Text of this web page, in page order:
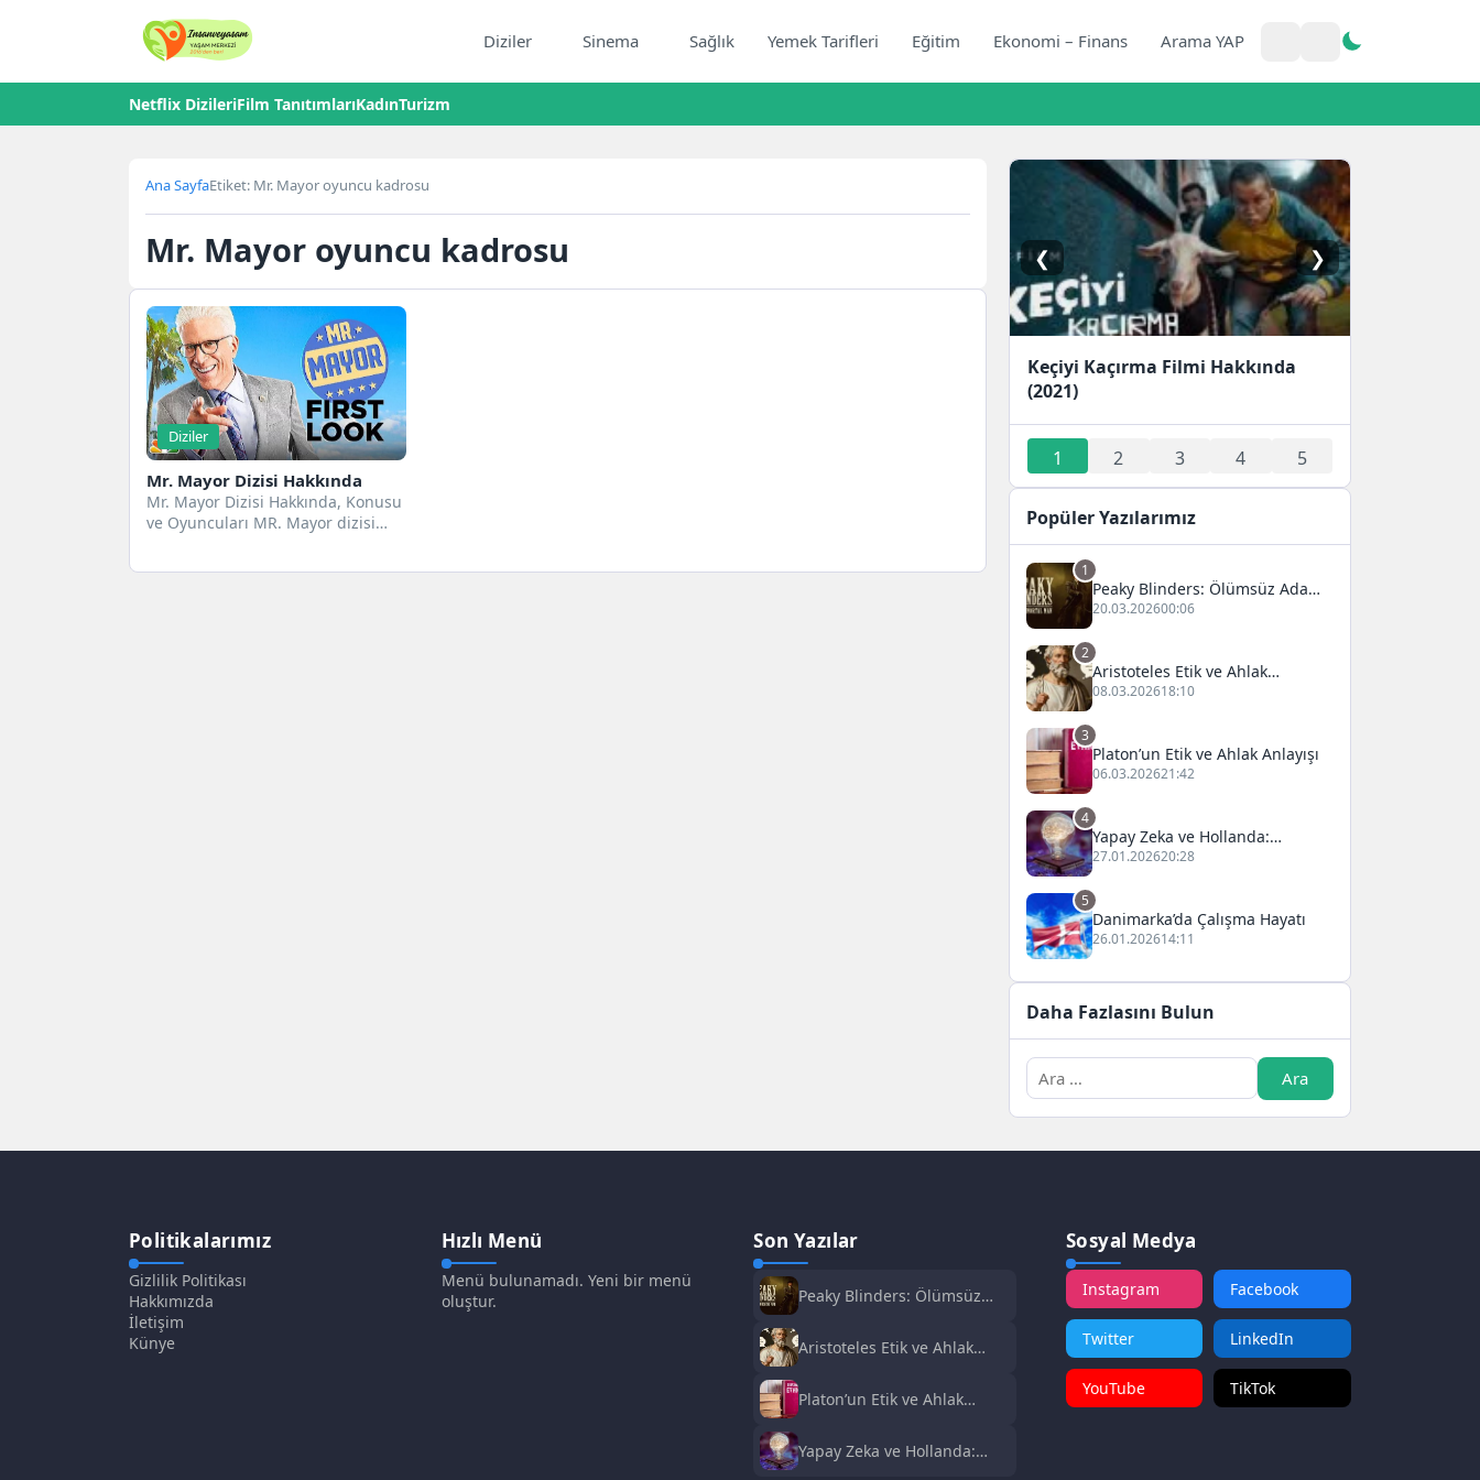
Diziler Sinema Sağlık Yemek Tarifleri Eğitim Ekonomi – Finans Arama YAP
Netflix DizileriFilm TanıtımlarıKadınTurizm
Ana SayfaEtiket: Mr. Mayor oyuncu kadrosu
Mr. Mayor oyuncu kadrosu
Diziler
Mr. Mayor Dizisi Hakkında
Mr. Mayor Dizisi Hakkında, Konusu
ve Oyuncuları MR. Mayor dizisi
Keçiyi Kaçırma Filmi Hakkında
(2021)
❮ ❯
1 2 3 4 5
Popüler Yazılarımız
1
Peaky Blinders: Ölümsüz Adam
Film Konusu, Oyuncuları ve
İnceleme
20.03.202600:06
2
Aristoteles Etik ve Ahlak
Felsefesi
08.03.202618:10
3
Platon’un Etik ve Ahlak Anlayışı
06.03.202621:42
4
Yapay Zeka ve Hollanda:
Fırsatlar ve Zorluklar
27.01.202620:28
5
Danimarka’da Çalışma Hayatı
26.01.202614:11
Daha Fazlasını Bulun
Politikalarımız
Gizlilik Politikası
Hakkımızda
İletişim
Künye
Hızlı Menü
Menü bulunamadı. Yeni bir menü
oluştur.
Son Yazılar
Peaky Blinders: Ölümsüz
Oyuncuları ve İnceleme
Aristoteles Etik ve Ahlak
Platon’un Etik ve Ahlak
Yapay Zeka ve Hollanda:
Sosyal Medya
Instagram Facebook
Twitter LinkedIn
YouTube TikTok